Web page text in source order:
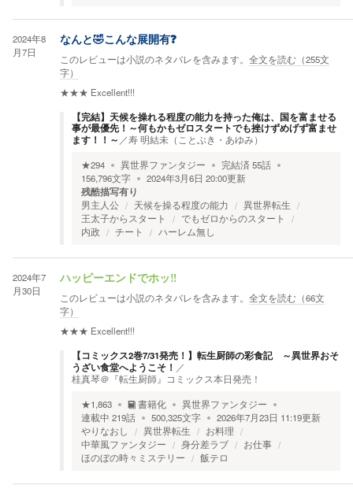
2024年8
月7日
なんと🤣こんな展開有❓
このレビューは小説のネタバレを含みます。 全文を読む（255文
字）
★★★ Excellent!!!
【完結】天候を操れる程度の能力を持った俺は、国を富ませる
事が最優先！～何もかもゼロスタートでも挫けずめげず富ませ
ます！！～ ／寿 明結未（ことぶき・あゆみ）
★294 異世界ファンタジー 完結済55話
156,796文字 2024年3月6日 20:00更新
残酷描写有り
男主人公 天候を操る程度の能力
異世界転生
王太子からスタート
でもゼロからのスタート
内政
チート ハーレム無し
2024年7
月30日
ハッピーエンドでホッ‼️
このレビューは小説のネタバレを含みます。 全文を読む（66文
字）
★★★ Excellent!!!
【コミックス2巻7/31発売！】転生厨師の彩食記 ～異世界おそ
うざい食堂へようこそ！ ／
桂真琴＠『転生厨師』コミックス本日発売！
★1,863 書籍化
異世界ファンタジー
連載中 219話 500,325文字 2026年7月23日 11:19更新
やりなおし
異世界転生
お料理
中華風ファンタジー
身分差ラブ
お仕事
ほのぼの時々ミステリー
飯テロ